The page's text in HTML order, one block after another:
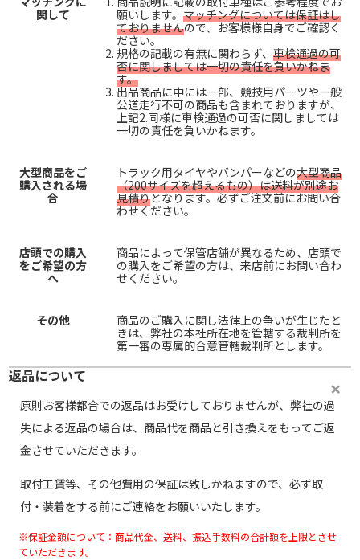
関して
願いします。 マッチングについては保証はし
ておりませんので、お客様様自身でご確認く
ださい。
規格の記載の有無に関わらず、 車検通過の可
否に関しましては一切の責任を負いかねま
す。
出品商品に中には一部、競技用パーツや一般
公道走行不可の商品も含まれておりますが、
上記2.同様に車検通過の可否に関しましては
一切の責任を負いかねます。
大型商品をご
購入される場
合
トラック用タイヤやバンパーなどの大型商品
（200サイズを超えるもの）は送料が別途お
見積りとなります。必ずご注文前にお問い合
わせください。
店頭での購入
をご希望の方
へ
商品によって保管店舗が異なるため、店頭で
の購入をご希望の方は、来店前にお問い合わ
せください。
その他
商品のご購入に関し法律上の争いが生じたと
きは、弊社の本社所在地を管轄する裁判所を
第一審の専属的合意管轄裁判所とします。
返品について
原則お客様都合での返品はお受けしておりませんが、弊社の過
失による返品の場合は、商品代を商品と引き換えをもってご返
金させていただきます。
取付工賃等、その他費用の保証は致しかねますので、必ず取
付・装着をする前にご連絡をお願いいたします。
※保証金額について：商品代金、送料、振込手数料の合計額を上限とさせ
ていただきます。